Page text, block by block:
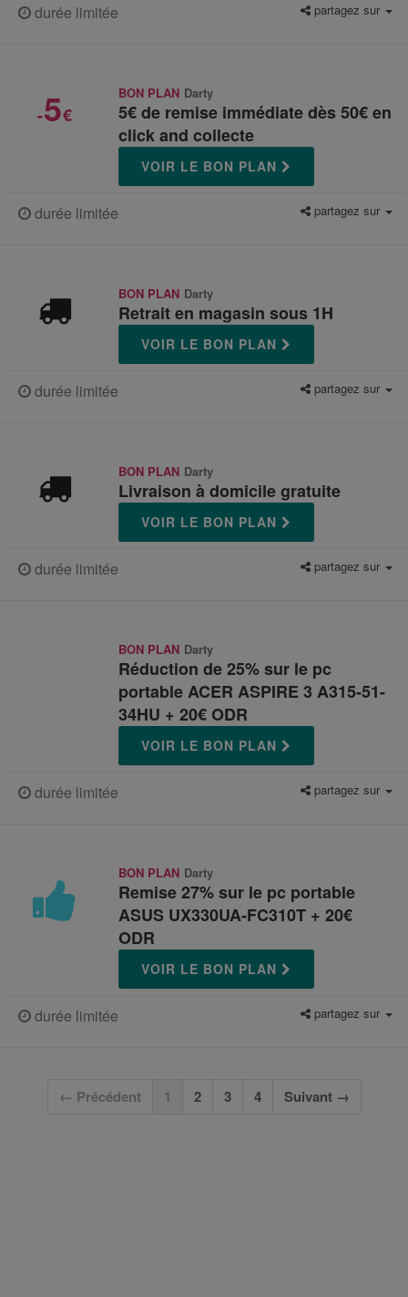
durée limitée partagez sur
-5€
BON PLAN Darty
5€ de remise immédiate dès 50€ en
click and collecte
VOIR LE BON PLAN
durée limitée partagez sur
BON PLAN Darty
Retrait en magasin sous 1H
VOIR LE BON PLAN
durée limitée partagez sur
BON PLAN Darty
Livraison à domicile gratuite
VOIR LE BON PLAN
durée limitée partagez sur
BON PLAN Darty
Réduction de 25% sur le pc
portable ACER ASPIRE 3 A315-51-
34HU + 20€ ODR
VOIR LE BON PLAN
durée limitée partagez sur
BON PLAN Darty
Remise 27% sur le pc portable
ASUS UX330UA-FC310T + 20€
ODR
VOIR LE BON PLAN
durée limitée partagez sur
← Précédent 1 (current)
2 3 4 Suivant →